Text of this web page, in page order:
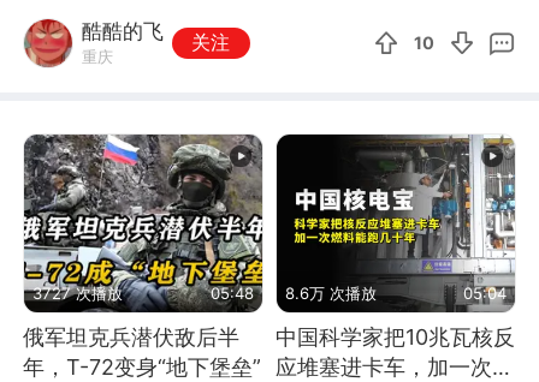
酷酷的飞
重庆
关注 10
3727 次播放 05:48
俄军坦克兵潜伏敌后半
年，T-72变身“地下堡垒”
8.6万 次播放 05:04
中国科学家把10兆瓦核反
应堆塞进卡车，加一次燃